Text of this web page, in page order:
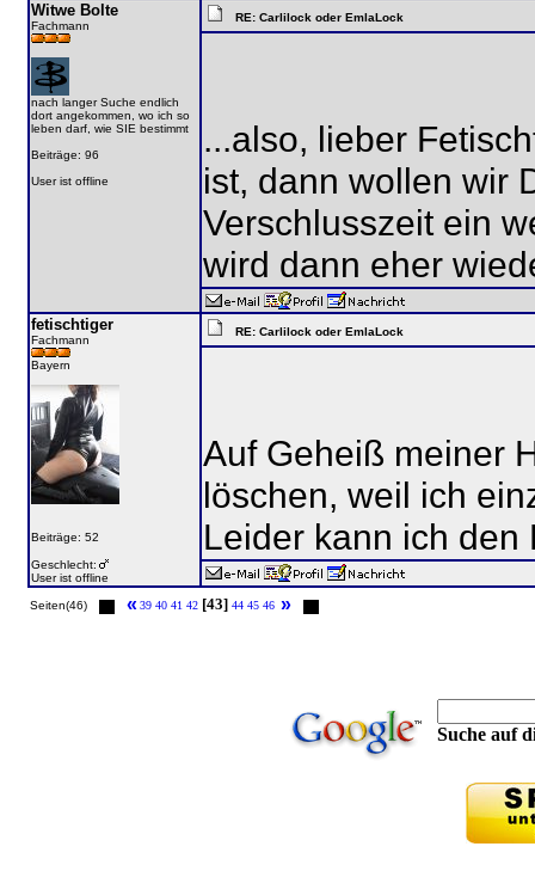
Witwe Bolte
Fachmann
nach langer Suche endlich
dort angekommen, wo ich so
leben darf, wie SIE bestimmt
Beiträge: 96
User ist offline
RE: Carlilock oder EmlaLock
...also, lieber
ist, dann wollen wir
Verschlusszeit ein
wird dann eher
fetischtiger
Fachmann
Bayern
Beiträge: 52
Geschlecht:
User ist offline
RE: Carlilock oder EmlaLock
Auf Geheiß meiner
löschen, weil ich
Leider kann ich den
Seiten(46) « 39 40 41 42 [43] 44 45 46 »
Suche auf